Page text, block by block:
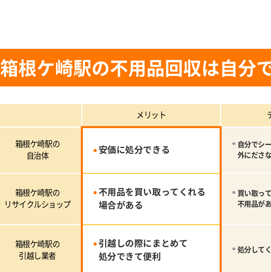
箱根ケ崎駅の不用品回収は自分
メリット
箱根ケ崎駅の
自治体
安価に処分できる
自分でシ
外にださ
箱根ケ崎駅の
リサイクルショップ
不用品を買い取ってくれる
場合がある
買い取っ
不用品が
箱根ケ崎駅の
引越し業者
引越しの際にまとめて
処分できて便利
処分して